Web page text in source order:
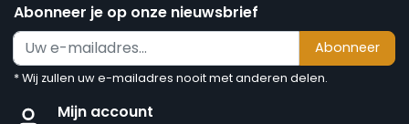
Abonneer je op onze nieuwsbrief
Abonneer
* Wij zullen uw e-mailadres nooit met anderen delen.
Mijn account